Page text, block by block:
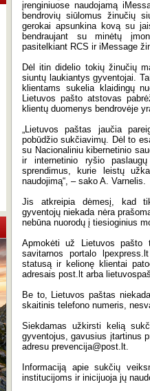
įrenginiuose naudojamą
bendrovių siūlomus žinučių
gerokai apsunkina kovą su
bendraujant su minėtų
pasitelkiant RCS ir iMessage
Dėl itin didelio tokių žinučių
siuntų laukiantys gyventojai.
klientams sukelia klaidingų
Lietuvos pašto atstovas
klientų duomenys bendrovėje
„Lietuvos paštas jaučia
pobūdžio sukčiavimų. Dėl to
su Nacionaliniu kibernetinio
ir internetinio ryšio
sprendimus, kurie leistų
naudojimą“, – sako A. Varnelis.
Jis atkreipia dėmesį, kad
gyventojų niekada nėra
nebūna nuorodų į tiesioginius
Apmokėti už Lietuvos pašto
savitarnos portalo
statusą ir kelionę klientai
adresais post.lt arba
Be to, Lietuvos paštas
skaitinis telefono numeris,
Siekdamas užkirsti kelią
gyventojus, gavusius įtartinus
adresu prevencija@post.lt.
Informaciją apie sukčių
institucijoms ir inicijuoja jų